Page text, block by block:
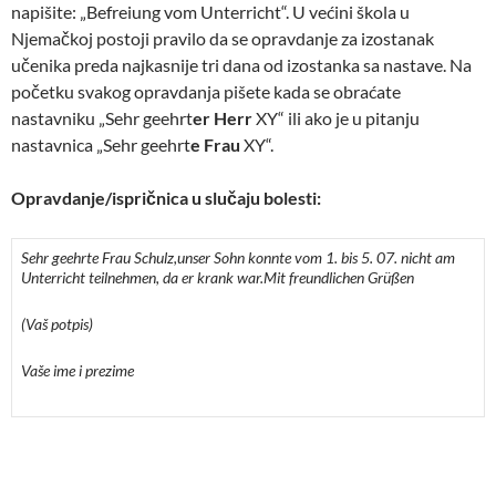
napišite: „Befreiung vom Unterricht“. U većini škola u
Njemačkoj postoji pravilo da se opravdanje za izostanak
učenika preda najkasnije tri dana od izostanka sa nastave. Na
početku svakog opravdanja pišete kada se obraćate
nastavniku „Sehr geehrter HerrXY“ ili ako je u pitanju
nastavnica „Sehr geehrte Frau XY“.
Opravdanje/ispričnica u slučaju bolesti:
Sehr geehrte Frau Schulz,unser Sohn konnte vom 1. bis 5. 07. nicht am
Unterricht teilnehmen, da er krank war.Mit freundlichen Grüßen
(Vaš potpis)
Vaše ime i prezime